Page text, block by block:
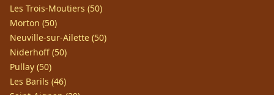
Les Trois-Moutiers (50)
Morton (50)
Neuville-sur-Ailette (50)
Niderhoff (50)
Pullay (50)
Les Barils (46)